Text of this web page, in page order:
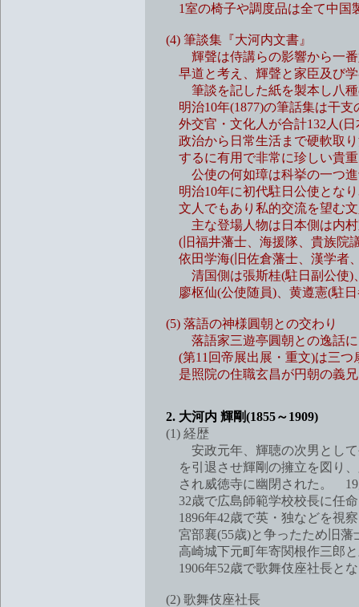
1室の椅子や調度品は全て中国
(4) 筆談集『大河内文書』
輝聲は侍講らの影響から一番好
早道と考え、輝聲と家臣及び学
筆談を記した紙を製本し八種の
明治10年(1877)の筆話集は干支
外交官・文化人が合計132人(日
政治から日常生活まで硬軟取り
するに有用で非常に珍しい貴重
公使の何如璋は科挙の一つ進士
明治10年に初代駐日公使となり
文人でもあり私的交流を望む文
主な登場人物は日本側は内村宜
(旧福井藩士、海援隊、貴族院議
依田学海(旧佐倉藩士、漢学者
清国側は張斯桂(駐日副公使)、
廖枢仙(公使随員)、黄遵憲(駐日
(5) 落語の神様圓朝との交わり
落語家三遊亭圓朝との逸話に
(第11回帝展出展・重文)は三つ
是照院の住職玄昌が円朝の義兄
2. 大河内 輝剛(1855～1909)
(1) 経歴
安政元年、輝聴の次男として生
を引退させ輝剛の擁立を図り、
され威徳寺に幽閉された。 19
32歳で広島師範学校校長に任命
1896年42歳で英・独などを視
宮部襄(55歳)と争ったため旧藩
高崎城下元町年寄関根作三郎と
1906年52歳で歌舞伎座社長とな
(2) 歌舞伎座社長